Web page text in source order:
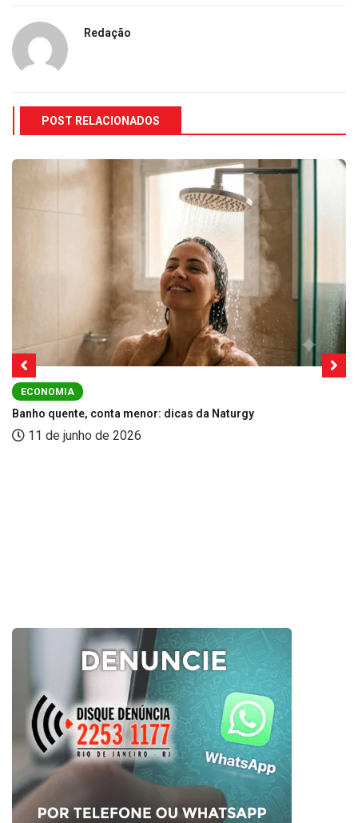
Redação
POST RELACIONADOS
ECONOMIA
Banho quente, conta menor: dicas da Naturgy
11 de junho de 2026